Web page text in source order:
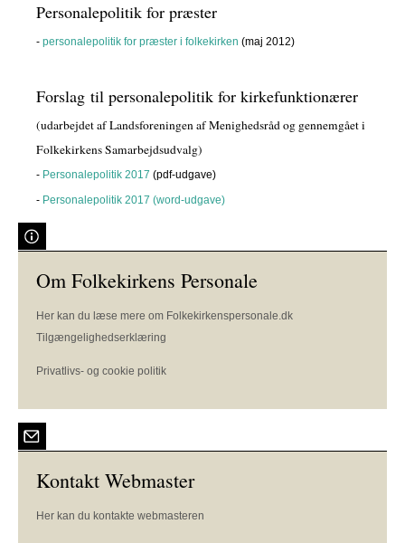
Personalepolitik for præster
- personalepolitik for præster i folkekirken (maj 2012)
Forslag til personalepolitik for kirkefunktionærer
(udarbejdet af Landsforeningen af Menighedsråd og gennemgået i
Folkekirkens Samarbejdsudvalg)
- Personalepolitik 2017 (pdf-udgave)
- Personalepolitik 2017 (word-udgave)
Om Folkekirkens Personale
Her kan du læse mere om Folkekirkenspersonale.dk
Tilgængelighedserklæring
Privatlivs- og cookie politik
Kontakt Webmaster
Her kan du kontakte webmasteren